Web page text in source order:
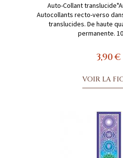
Auto-Collant
Autocollants recto-verso
translucides. De haute
permanente.
3,90 €
VOIR LA